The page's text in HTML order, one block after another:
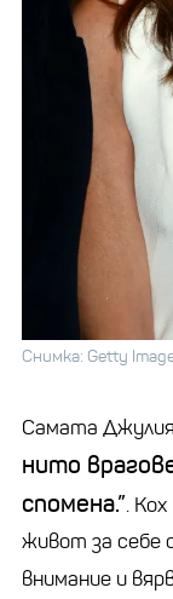
Снимка: Getty
Самата
нито
спомена.”.
живот за себе
внимание и